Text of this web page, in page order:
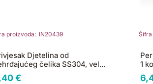
proizvoda: IN20439
Djetelina od
čelika SS304, vel
4 kom, SS21
€
1